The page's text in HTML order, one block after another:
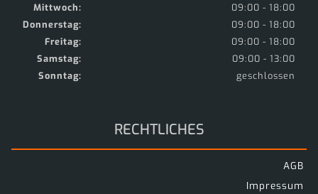
Mittwoch:
09:00 - 18:00
Donnerstag:
09:00 - 18:00
Freitag:
09:00 - 18:00
Samstag:
09:00 - 13:00
Sonntag:
geschlossen
RECHTLICHES
AGB
Impressum